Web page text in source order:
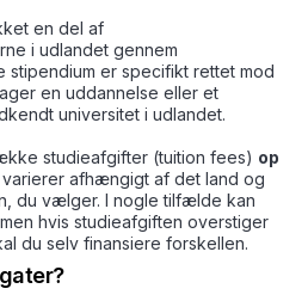
en del af
i udlandet gennem
stipendium er specifikt rettet mod
en uddannelse eller et
universitet i udlandet.
studieafgifter (tuition fees) op
varierer afhængigt af det land og
du vælger. I nogle tilfælde kan
hvis studieafgiften overstiger
du selv finansiere forskellen.